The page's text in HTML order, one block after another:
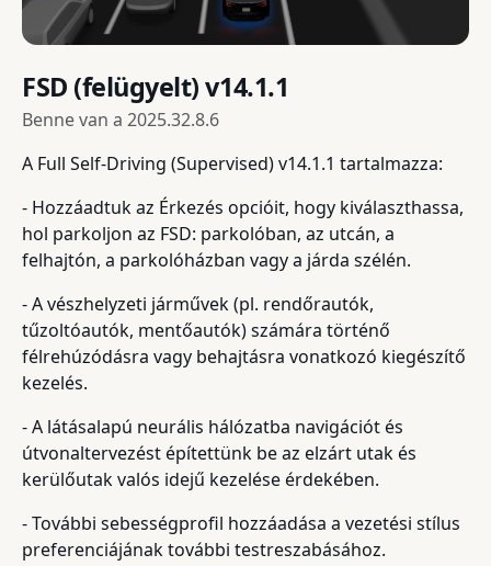
FSD (felügyelt) v14.1.1
Benne van a 2025.32.8.6
A Full Self-Driving (Supervised) v14.1.1 tartalmazza:
- Hozzáadtuk az Érkezés opcióit, hogy kiválaszthassa,
hol parkoljon az FSD: parkolóban, az utcán, a
felhajtón, a parkolóházban vagy a járda szélén.
- A vészhelyzeti járművek (pl. rendőrautók,
tűzoltóautók, mentőautók) számára történő
félrehúzódásra vagy behajtásra vonatkozó kiegészítő
kezelés.
- A látásalapú neurális hálózatba navigációt és
útvonaltervezést építettünk be az elzárt utak és
kerülőutak valós idejű kezelése érdekében.
- További sebességprofil hozzáadása a vezetési stílus
preferenciájának további testreszabásához.